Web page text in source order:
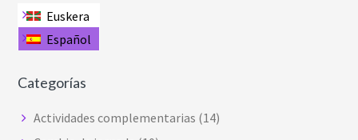
Euskera
Español
Categorías
Actividades complementarias (14)